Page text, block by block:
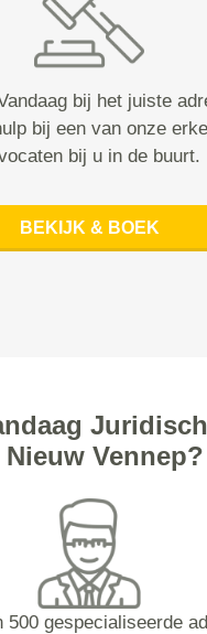
bij het juiste
bij een van onze
bij u in de buurt.
BEKIJK & BOEK
Vennep?
500 gespecialiseerde